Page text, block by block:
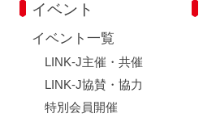
イベント
イベント一覧
LINK-J主催・共催
LINK-J協賛・協力
特別会員開催